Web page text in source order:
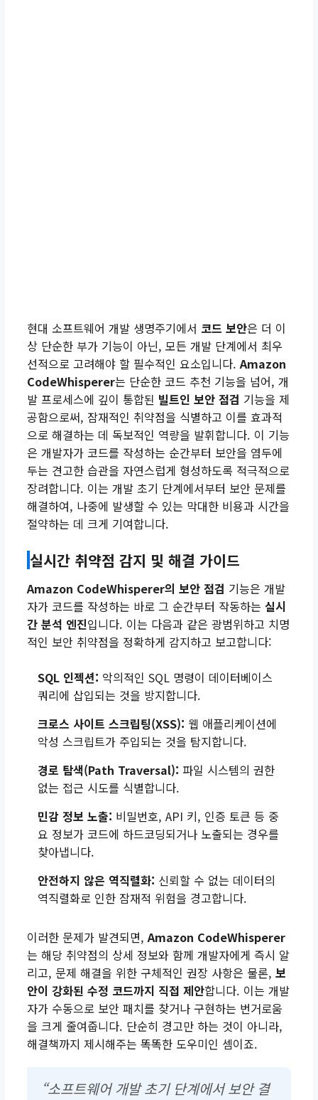
현대 소프트웨어 개발 생명주기에서 코드 보안은 더 이
상 단순한 부가 기능이 아닌, 모든 개발 단계에서 최우
선적으로 고려해야 할 필수적인 요소입니다.Amazon
CodeWhisperer는 단순한 코드 추천 기능을 넘어, 개
발 프로세스에 깊이 통합된 빌트인 보안 점검 기능을 제
공함으로써, 잠재적인 취약점을 식별하고 이를 효과적
으로 해결하는 데 독보적인 역량을 발휘합니다. 이 기능
은 개발자가 코드를 작성하는 순간부터 보안을 염두에
두는 견고한 습관을 자연스럽게 형성하도록 적극적으로
장려합니다. 이는 개발 초기 단계에서부터 보안 문제를
해결하여, 나중에 발생할 수 있는 막대한 비용과 시간을
절약하는 데 크게 기여합니다.
실시간 취약점 감지 및 해결 가이드
Amazon CodeWhisperer의 보안 점검 기능은 개발
자가 코드를 작성하는 바로 그 순간부터 작동하는실시
간 분석 엔진입니다. 이는 다음과 같은 광범위하고 치명
적인 보안 취약점을 정확하게 감지하고 보고합니다:
SQL 인젝션: 악의적인 SQL 명령이 데이터베이스
쿼리에 삽입되는 것을 방지합니다.
크로스 사이트 스크립팅(XSS): 웹 애플리케이션에
악성 스크립트가 주입되는 것을 탐지합니다.
경로 탐색(Path Traversal): 파일 시스템의 권한
없는 접근 시도를 식별합니다.
민감 정보 노출: 비밀번호, API 키, 인증 토큰 등 중
요 정보가 코드에 하드코딩되거나 노출되는 경우를
찾아냅니다.
안전하지 않은 역직렬화: 신뢰할 수 없는 데이터의
역직렬화로 인한 잠재적 위험을 경고합니다.
이러한 문제가 발견되면,Amazon CodeWhisperer
는 해당 취약점의 상세 정보와 함께 개발자에게 즉시 알
리고, 문제 해결을 위한 구체적인 권장 사항은 물론,보
안이 강화된 수정 코드까지 직접 제안합니다. 이는 개발
자가 수동으로 보안 패치를 찾거나 구현하는 번거로움
을 크게 줄여줍니다. 단순히 경고만 하는 것이 아니라,
해결책까지 제시해주는 똑똑한 도우미인 셈이죠.
“소프트웨어 개발 초기 단계에서 보안 결